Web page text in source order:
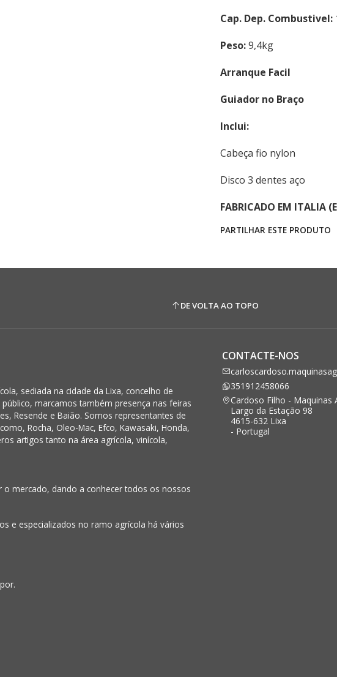
Cap. Dep. Combustivel:
Peso:9,4kg
Arranque Facil
Guiador no Braço
Inclui:
Cabeça fio nylon
Disco 3 dentes aço
FABRICADO EM ITALIA
PARTILHAR ESTE PRODUTO
DE VOLTA AO TOPO
sediada na cidade da Lixa, concelho de
marcamos também presença nas feiras
Resende e Baião. Somos representantes de
Rocha, Oleo-Mac, Efco, Kawasaki, Honda,
artigos tanto na área agrícola, vinícola,
mercado, dando a conhecer todos os nossos
e especializados no ramo agrícola há vários
CONTACTE-NOS
351912458066
Cardoso Filho - Maquinas
Largo da Estação 98
4615-632 Lixa
- Portugal